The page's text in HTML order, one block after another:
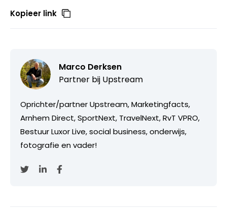
Kopieer link
Marco Derksen
Partner bij Upstream
Oprichter/partner Upstream, Marketingfacts,
Arnhem Direct, SportNext, TravelNext, RvT VPRO,
Bestuur Luxor Live, social business, onderwijs,
fotografie en vader!